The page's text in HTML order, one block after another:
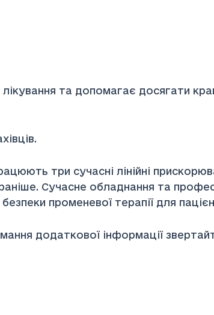
та допомагає досягати
три сучасні лінійні
Сучасне обладнання та
променевої терапії для
додаткової інформації